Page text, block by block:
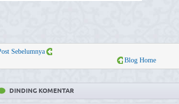
Sebelumnya
Blog Home
DINDING KOMENTAR